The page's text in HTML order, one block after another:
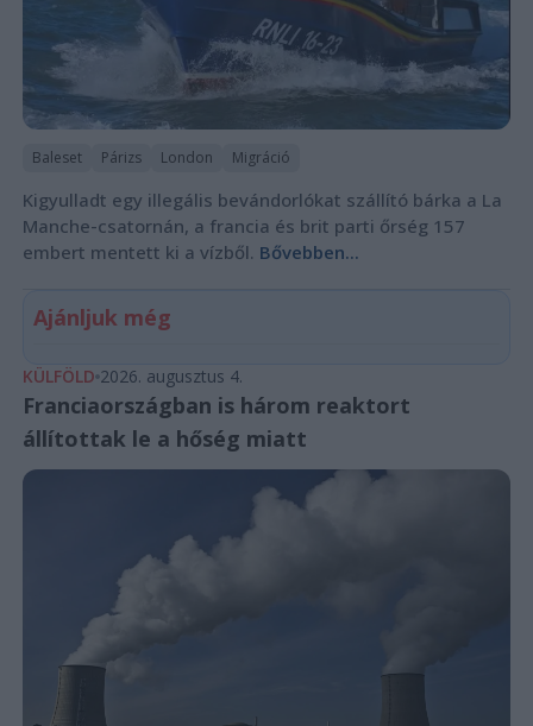
Baleset Párizs London Migráció
Kigyulladt egy illegális bevándorlókat szállító bárka a La
Manche-csatornán, a francia és brit parti őrség 157
embert mentett ki a vízből. Bővebben...
Ajánljuk még
KÜLFÖLD 2026. augusztus 4.
Franciaországban is három reaktort
állítottak le a hőség miatt